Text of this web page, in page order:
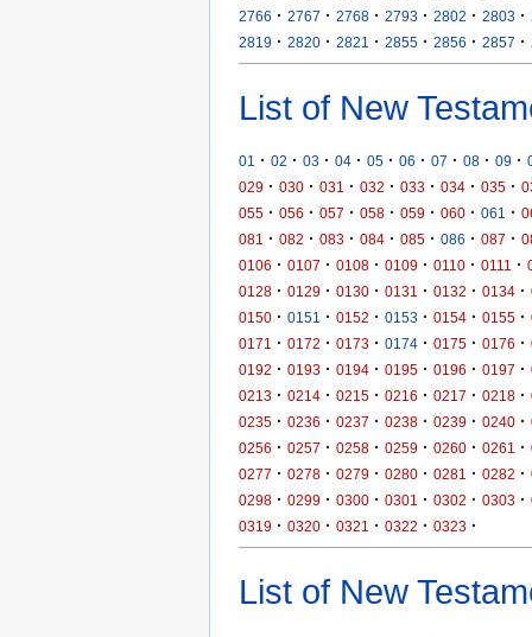
2766 · 2767 · 2768 · 2793 · 2802 · 2803 ·
2819 · 2820 · 2821 · 2855 · 2856 · 2857 ·
List of New
01 · 02 · 03 · 04 · 05 · 06 · 07 · 08 · 09 ·
029 · 030 · 031 · 032 · 033 · 034 · 035 ·
055 · 056 · 057 · 058 · 059 · 060 · 061 ·
081
· 082 · 083 · 084 · 085 · 086 · 087 ·
0106 · 0107 · 0108 · 0109 · 0110 · 0111 ·
0128 · 0129 · 0130 · 0131 · 0132 · 0134 ·
0150 · 0151 · 0152 · 0153 · 0154 · 0155 ·
0171
· 0172 · 0173 · 0174 · 0175 · 0176 ·
0192 · 0193 · 0194 · 0195 · 0196 · 0197 ·
0213 · 0214 · 0215 · 0216 · 0217 · 0218 ·
0235 · 0236 · 0237 · 0238 · 0239 · 0240 ·
0256 · 0257 · 0258 · 0259 · 0260 · 0261 ·
0277 · 0278 · 0279 · 0280 · 0281 · 0282 ·
0298 · 0299 · 0300 · 0301 · 0302 · 0303 ·
0319 · 0320 · 0321 · 0322 · 0323 ·
List of New